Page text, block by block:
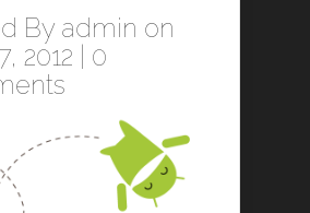
By admin on
2012 | 0